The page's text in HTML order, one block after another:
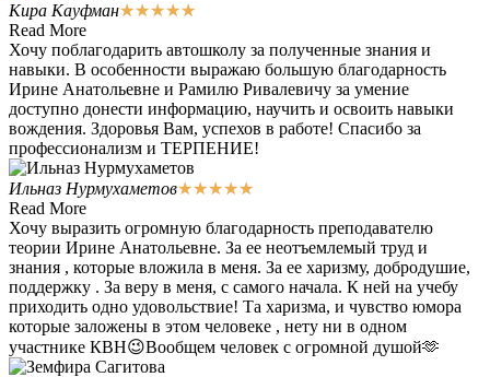
Кира Кауфман★★★★★
Read More
Хочу поблагодарить автошколу за полученные знания и
навыки. В особенности выражаю большую благодарность
Ирине Анатольевне и Рамилю Ривалевичу за умение
доступно донести информацию, научить и освоить навыки
вождения. Здоровья Вам, успехов в работе! Спасибо за
профессионализм и ТЕРПЕНИЕ!
Ильназ Нурмухаметов★★★★★
Read More
Хочу выразить огромную благодарность преподавателю
теории Ирине Анатольевне. За ее неотъемлемый труд и
знания , которые вложила в меня. За ее харизму, добродушие,
поддержку . За веру в меня, с самого начала. К ней на учебу
приходить одно удовольствие! Та харизма, и чувство юмора
которые заложены в этом человеке , нету ни в одном
участнике КВН😉Вообщем человек с огромной душой🫶